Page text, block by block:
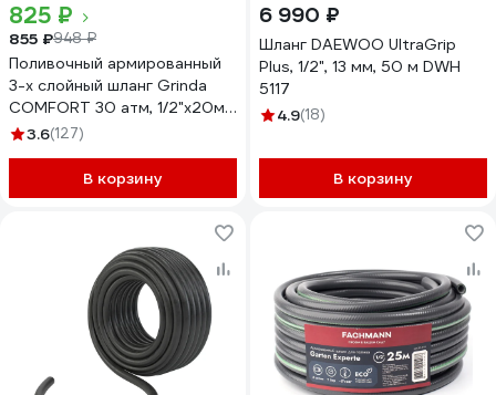
825 ₽
855 ₽948 ₽
Поливочный армированный
3-х слойный шланг Grinda
COMFORT 30 атм, 1/2"х20м
8-429003-1/2-20_z02
3.6(127)
В корзину
6 990 ₽
Шланг DAEWOO UltraGrip
Plus, 1/2", 13 мм, 50 м DWH
5117
4.9(18)
В корзину